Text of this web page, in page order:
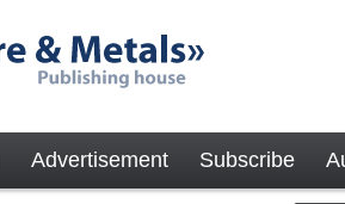
Advertisement Subscribe